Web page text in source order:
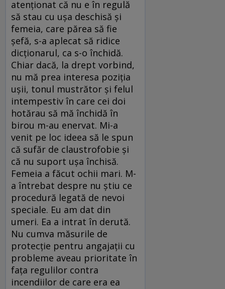
atenționat că nu e în regulă
să stau cu ușa deschisă și
femeia, care părea să fie
șefă, s-a aplecat să ridice
dicționarul, ca s-o închidă.
Chiar dacă, la drept vorbind,
nu mă prea interesa poziția
ușii, tonul mustrător și felul
intempestiv în care cei doi
hotărau să mă închidă în
birou m-au enervat. Mi-a
venit pe loc ideea să le spun
că sufăr de claustrofobie și
că nu suport ușa închisă.
Femeia a făcut ochii mari. M-
a întrebat despre nu știu ce
procedură legată de nevoi
speciale. Eu am dat din
umeri. Ea a intrat în derută.
Nu cumva măsurile de
protecție pentru angajații cu
probleme aveau prioritate în
fața regulilor contra
incendiilor de care era ea